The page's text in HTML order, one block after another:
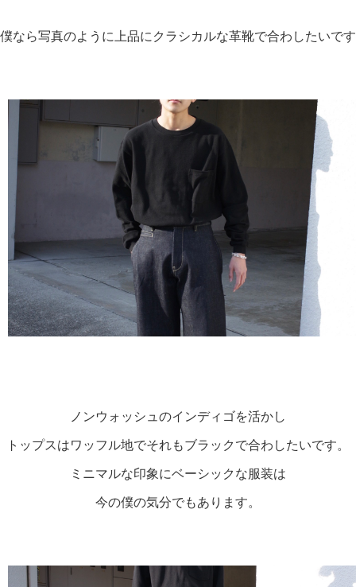
僕なら写真のように上品にクラシカルな革靴で合わしたいで
ノンウォッシュのインディゴを活かし
トップスはワッフル地でそれもブラックで合わしたいです。
ミニマルな印象にベーシックな服装は
今の僕の気分でもあります。